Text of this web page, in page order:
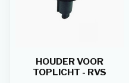
HOUDER VOOR
TOPLICHT - RVS